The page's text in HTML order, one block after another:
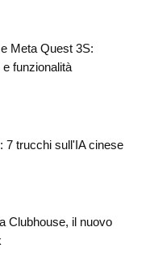
Meta Quest 3S:
funzionalità
7 trucchi sull'IA cinese
Clubhouse, il nuovo